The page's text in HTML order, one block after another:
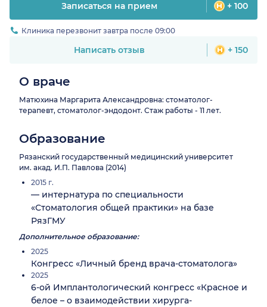
Записаться на прием + 100
Клиника перезвонит завтра после 09:00
Написать отзыв + 150
О враче
Матюхина Маргарита Александровна: стоматолог-
терапевт, стоматолог-эндодонт. Стаж работы - 11 лет.
Образование
Рязанский государственный медицинский университет
им. акад. И.П. Павлова (2014)
2015 г.
— интернатура по специальности
«Стоматология общей практики» на базе
РязГМУ
Дополнительное образование:
2025
Конгресс «Личный бренд врача-стоматолога»
2025
6-ой Имплантологический конгресс «Красное и
белое – о взаимодействии хирурга-